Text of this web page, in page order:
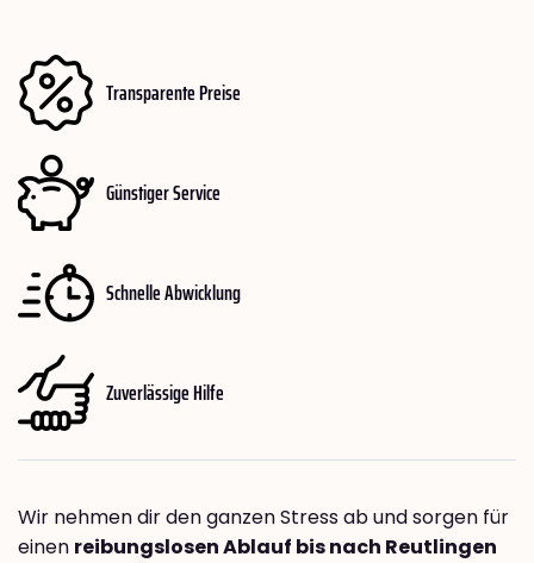
Transparente Preise
Günstiger Service
Schnelle Abwicklung
Zuverlässige Hilfe
Wir nehmen dir den ganzen Stress ab und sorgen für
einen reibungslosen Ablauf bis nach Reutlingen